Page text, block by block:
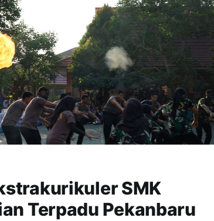
SMK
Terpadu Pekanbaru